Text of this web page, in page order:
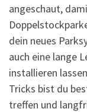
angeschaut,
dein neues
auch eine lange
installieren
Tricks bist du
treffen und